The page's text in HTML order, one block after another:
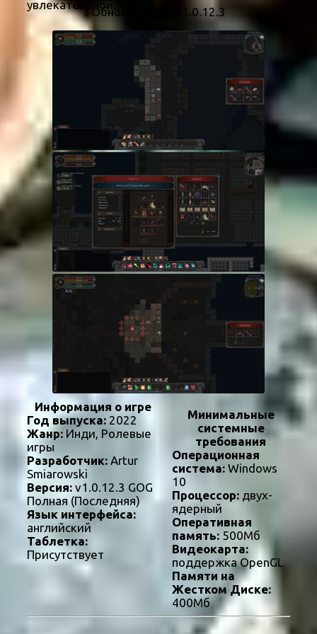
увлекательной.
Обновлено до v1.0.12.3
Информация о игре
Год выпуска: 2022
Жанр: Инди, Ролевые
игры
Разработчик: Artur
Smiarowski
Версия: v1.0.12.3 GOG
Полная (Последняя)
Язык интерфейса:
английский
Таблетка:
Присутствует
Минимальные
системные
требования
Операционная
система:Windows
10
Процессор:двух-
ядерный
Оперативная
память:500Мб
Видеокарта:
поддержка OpenGL
Памяти на
Жестком Диске:
400Мб